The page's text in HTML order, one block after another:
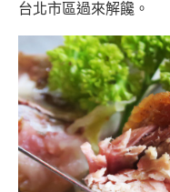
台北市區過來解饞。